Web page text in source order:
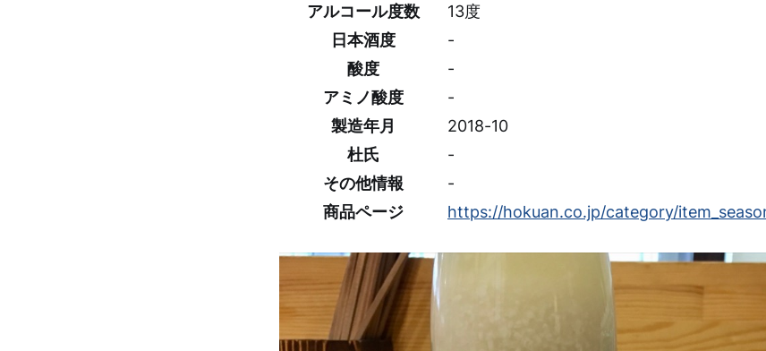
アルコール度数
13度
日本酒度
-
酸度
-
アミノ酸度
-
製造年月
2018-10
杜氏
-
その他情報
-
商品ページ
https://hokuan.co.jp/category/